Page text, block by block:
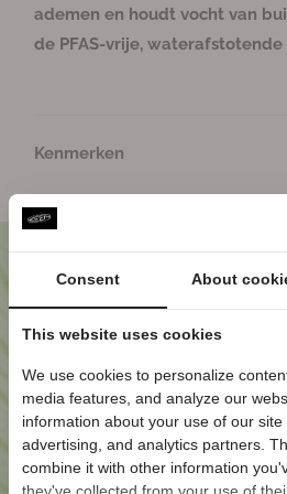
m
s
d
c
h
o
e
e
m
s
c
o
e
e
ademen en houdt vocht van
de PFAS-vrije,
Kenmerken
Consent About
This website uses cookies
We use cookies to personalize
media features, and analyze our
information about your use of our site
advertising, and analytics partners.
combine it with other information
Welkom bij
Ontvang 5% kortingop je
én blijf op de hoogte van